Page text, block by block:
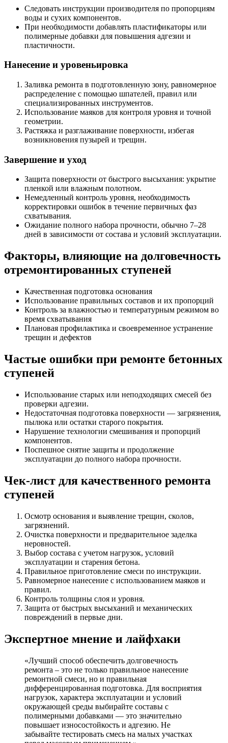
Следовать инструкции производителя по пропорциям
воды и сухих компонентов.
При необходимости добавлять пластификаторы или
полимерные добавки для повышения адгезии и
пластичности.
Нанесение и уровеньировка
Заливка ремонта в подготовленную зону, равномерное
распределение с помощью шпателей, правил или
специализированных инструментов.
Использование маяков для контроля уровня и точной
геометрии.
Растяжка и разглаживание поверхности, избегая
возникновения пузырей и трещин.
Завершение и уход
Защита поверхности от быстрого высыхания: укрытие
пленкой или влажным полотном.
Немедленный контроль уровня, необходимость
корректировки ошибок в течение первичных фаз
схватывания.
Ожидание полного набора прочности, обычно 7–28
дней в зависимости от состава и условий эксплуатации.
Факторы, влияющие на долговечность
отремонтированных ступеней
Качественная подготовка основания
Использование правильных составов и их пропорций
Контроль за влажностью и температурным режимом во
время схватывания
Плановая профилактика и своевременное устранение
трещин и дефектов
Частые ошибки при ремонте бетонных
ступеней
Использование старых или неподходящих смесей без
проверки адгезии.
Недостаточная подготовка поверхности — загрязнения,
пылюка или остатки старого покрытия.
Нарушение технологии смешивания и пропорций
компонентов.
Поспешное снятие защиты и продолжение
эксплуатации до полного набора прочности.
Чек-лист для качественного ремонта
ступеней
Осмотр основания и выявление трещин, сколов,
загрязнений.
Очистка поверхности и предварительное заделка
неровностей.
Выбор состава с учетом нагрузок, условий
эксплуатации и старения бетона.
Правильное приготовление смеси по инструкции.
Равномерное нанесение с использованием маяков и
правил.
Контроль толщины слоя и уровня.
Защита от быстрых высыханий и механических
повреждений в первые дни.
Экспертное мнение и лайфхаки
«Лучший способ обеспечить долговечность
ремонта – это не только правильное нанесение
ремонтной смеси, но и правильная
дифференцированная подготовка. Для восприятия
нагрузок, характера эксплуатации и условий
окружающей среды выбирайте составы с
полимерными добавками — это значительно
повышает износостойкость и адгезию. Не
забывайте тестировать смесь на малых участках